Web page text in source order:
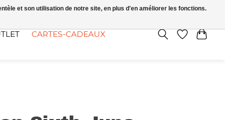
FR S’INSCRIRE / SE CONNECTER
CARTES-CADEAUX
et son utilisation de notre site, en plus d'en améliorer les fonctions.